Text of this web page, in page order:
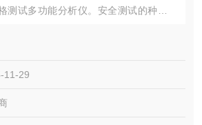
测试多功能分析仪。安全测试的种类包
保护导体电流试验、患者漏电电流试
一台设备对应各种安全测试，避免浪
11-29